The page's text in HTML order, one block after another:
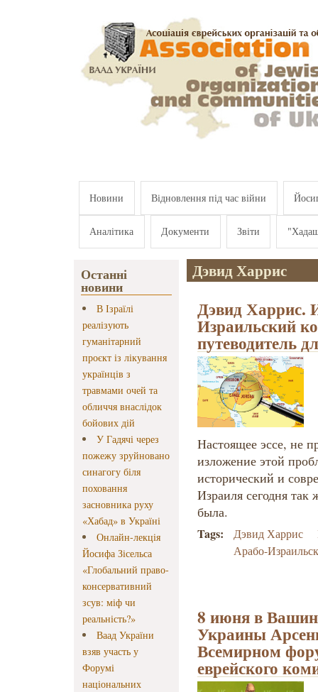
Новини Відновлення під час війни
Аналітика Документи Звіти
Останні
новини
В Ізраїлі
реалізують
гуманітарний
проєкт із лікування
українців з
травмами очей та
обличчя внаслідок
бойових дій
У Гадячі через
пожежу зруйновано
синагогу біля
поховання
засновника руху
«Хабад» в Україні
Онлайн-лекція
Йосифа Зісельса
«Глобальний право-
консервативний
зсув: міф чи
реальність?»
Ваад України
взяв участь у
Форумі
національних
Дэвид Харрис
Дэвид Харрис.
Израильский
путеводитель
Настоящее эссе, не
изложение этой
исторический и
Израиля сегодня так
была.
Tags: Дэвид Харрис
Арабо-
8 июня в
Украины
Всемирном
еврейского